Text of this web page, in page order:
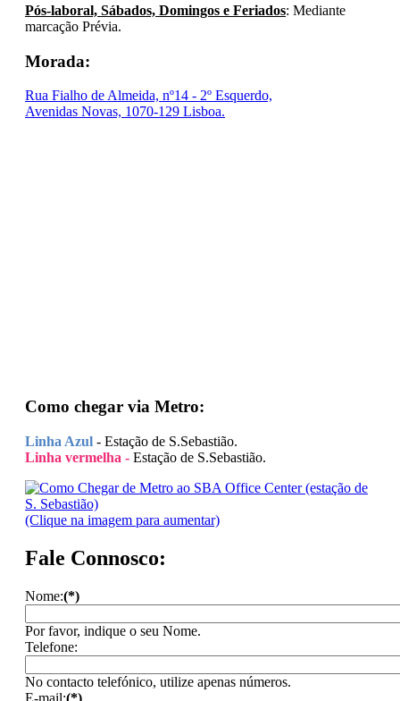
Pós-laboral, Sábados, Domingos e Feriados: Mediante
marcação Prévia.
Morada:
Rua Fialho de Almeida, nº14 - 2º Esquerdo,
Avenidas Novas, 1070-129 Lisboa.
Como chegar via Metro:
Linha Azul - Estação de S.Sebastião.
Linha vermelha - Estação de S.Sebastião.
(Clique na imagem para aumentar)
Fale Connosco:
Nome:(*)
Por favor, indique o seu Nome.
Telefone:
No contacto telefónico, utilize apenas números.
E-mail:(*)